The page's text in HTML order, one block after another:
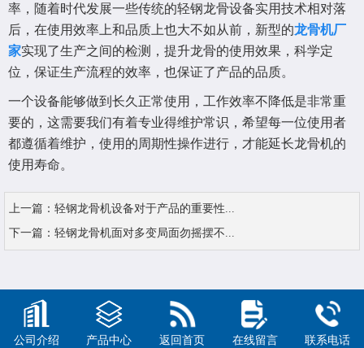
率，随着时代发展一些传统的轻钢龙骨设备实用技术相对落
后，在使用效率上和品质上也大不如从前，新型的龙骨机厂
家实现了生产之间的检测，提升龙骨的使用效果，科学定
位，保证生产流程的效率，也保证了产品的品质。
一个设备能够做到长久正常使用，工作效率不降低是非常重
要的，这需要我们有着专业得维护常识，希望每一位使用者
都遵循着维护，使用的周期性操作进行，才能延长龙骨机的
使用寿命。
上一篇： 轻钢龙骨机设备对于产品的重要性...
下一篇： 轻钢龙骨机面对多变局面勿摇摆不...
公司介绍 产品中心 返回首页 在线留言 联系电话